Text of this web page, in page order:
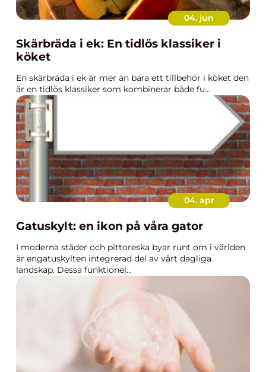
04. jun
Skärbräda i ek: En tidlös klassiker i
köket
En skärbräda i ek är mer än bara ett tillbehör i köket den
är en tidlös klassiker som kombinerar både fu...
04. apr
Gatuskylt: en ikon på våra gator
I moderna städer och pittoreska byar runt om i världen
är engatuskylten integrerad del av vårt dagliga
landskap. Dessa funktionel...